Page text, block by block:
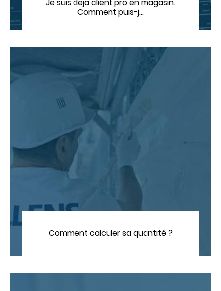
Je suis déjà client pro en magasin.
Comment puis-j…
Comment calculer sa quantité ?